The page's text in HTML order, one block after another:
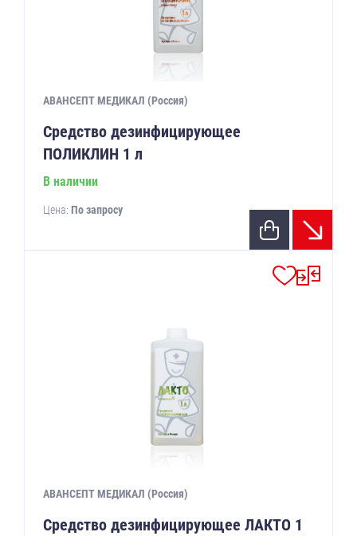
АВАНСЕПТ МЕДИКАЛ (Россия)
Средство дезинфицирующее
ПОЛИКЛИН 1 л
В наличии
Цена: По запросу
АВАНСЕПТ МЕДИКАЛ (Россия)
Средство дезинфицирующее ЛАКТО 1